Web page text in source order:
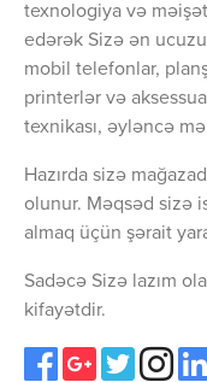
texnologiya və
edərək Sizə ən
mobil telefonlar,
printerlər və
texnikası, əyləncə
Hazırda sizə
olunur. Məqsəd sizə
almaq üçün şərait
Sadəcə Sizə lazım
kifayətdir.